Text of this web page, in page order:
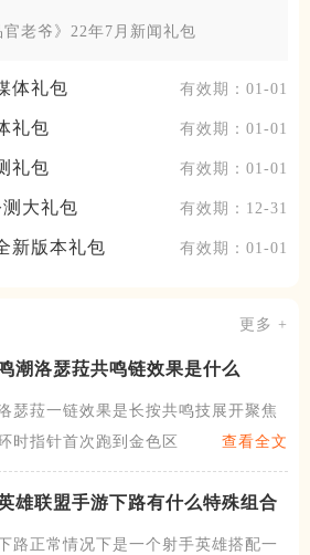
官老爷》22年7月新闻礼包
体礼包 有效期：01-01
礼包 有效期：01-01
礼包 有效期：01-01
测大礼包 有效期：12-31
新版本礼包 有效期：01-01
更多 +
潮洛瑟菈共鸣链效果是什么
瑟菈一链效果是长按共鸣技展开聚焦
时指针首次跑到金色区域时
查看全文
雄联盟手游下路有什么特殊组合
路正常情况下是一个射手英雄搭配一